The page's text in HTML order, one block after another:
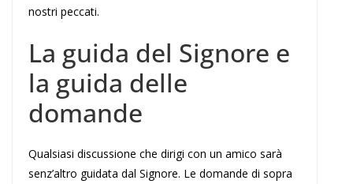
nostri peccati.
La guida del Signore e
la guida delle
domande
Qualsiasi discussione che dirigi con un amico sarà
senz’altro guidata dal Signore. Le domande di sopra